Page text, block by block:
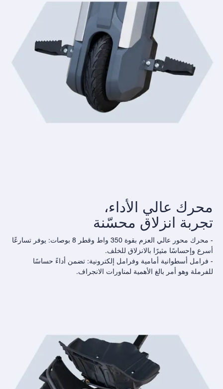
محرك عالي الأداء،
تجربة انزلاق محسّنة
- محرك محور عالي العزم بقوة 350 واط وقطر 8 بوصات: يوفر تسارعًا
أسرع وإحساسًا مثيرًا بالانزلاق للخلف.
- فرامل أسطوانية أمامية وفرامل إلكترونية: تضمن أداءً حساسًا
للفرملة وهو أمر بالغ الأهمية لمناورات الانجراف.